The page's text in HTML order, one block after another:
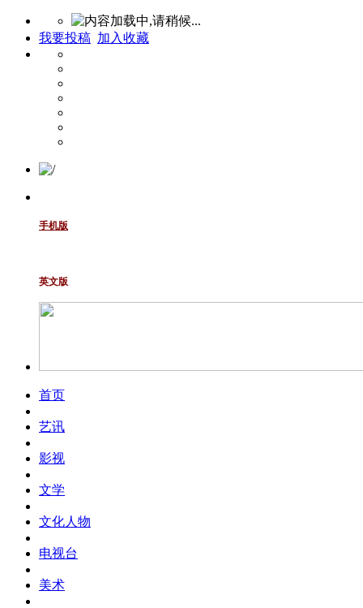
我要投稿 加入收藏
手机版
英文版
首页
艺讯
影视
文学
文化人物
电视台
美术